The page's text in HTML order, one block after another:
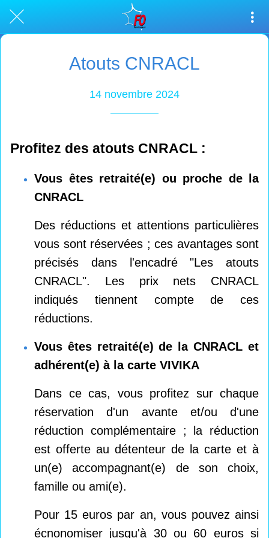
Atouts CNRACL
14 novembre 2024
Profitez des atouts CNRACL :
Vous êtes retraité(e) ou proche de la
CNRACL
Des réductions et attentions particulières
vous sont réservées ; ces avantages sont
précisés dans l'encadré "Les atouts
CNRACL". Les prix nets CNRACL
indiqués tiennent compte de ces
réductions.
Vous êtes retraité(e) de la CNRACL et
adhérent(e) à la carte VIVIKA
Dans ce cas, vous profitez sur chaque
réservation d'un avante et/ou d'une
réduction complémentaire ; la réduction
est offerte au détenteur de la carte et à
un(e) accompagnant(e) de son choix,
famille ou ami(e).
Pour 15 euros par an, vous pouvez ainsi
écnonomiser jusqu'à 30 ou 60 euros si